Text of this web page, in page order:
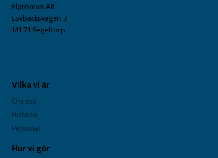
Elproman AB
Lövbacksvägen 3
141 71 Segeltorp
Vilka vi är
Om oss
Historia
Personal
Hur vi gör